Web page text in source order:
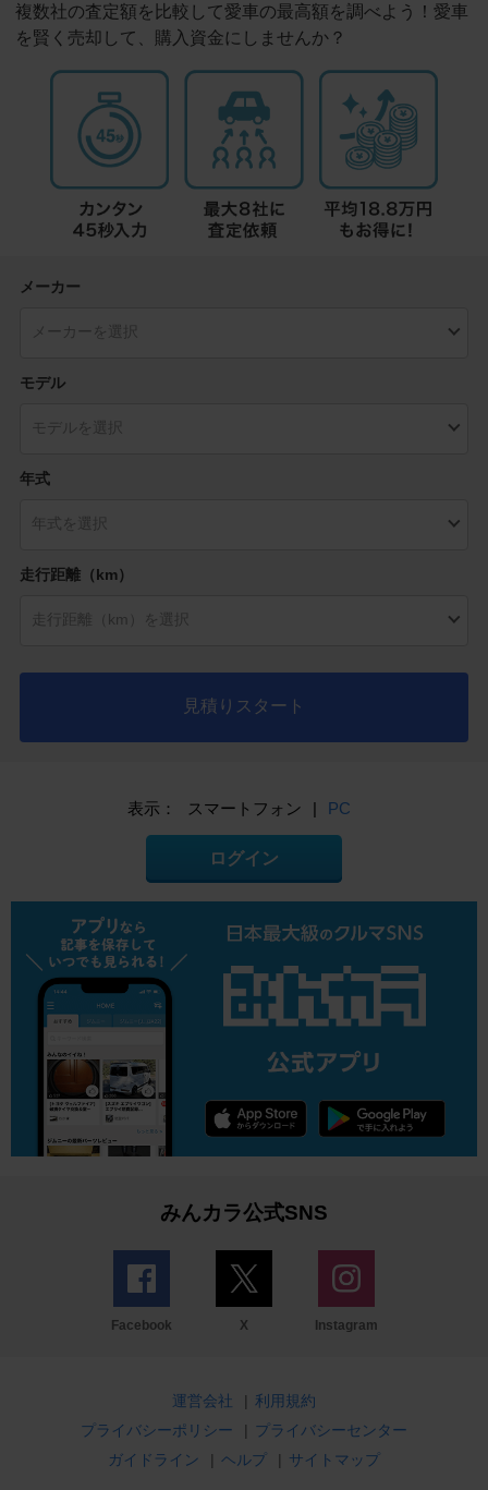
複数社の査定額を比較して愛車の最高額を調べよう！愛車
を賢く売却して、購入資金にしませんか？
メーカー
モデル
年式
走行距離（km）
見積りスタート
表示： スマートフォン | PC
ログイン
みんカラ公式SNS
Facebook X Instagram
運営会社 | 利用規約
プライバシーポリシー
| プライバシーセンター
ガイドライン
| ヘルプ | サイトマップ